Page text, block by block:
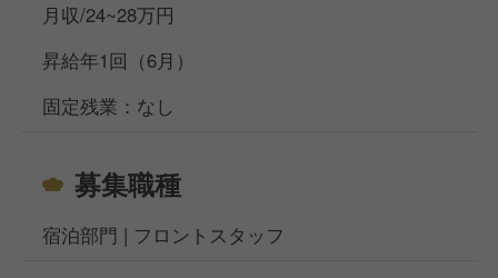
月収/24~28万円
昇給年1回（6月）
固定残業：なし
募集職種
宿泊部門 | フロントスタッフ